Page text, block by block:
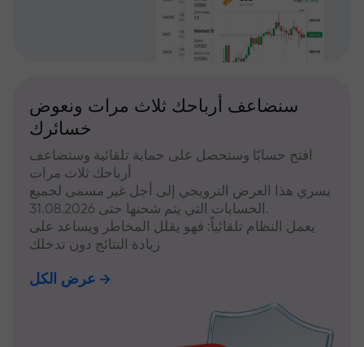
سنضاعف أرباحك ثلاث مرات ونعوض
خسائرك
افتح حسابًا وستحصل على حماية تلقائية وستضاعف
أرباحك ثلاث مرات
يسري هذا العرض الترويجي إلى أجل غير مسمى لجميع
الحسابات التي يتم شحنها حتى 31.08.2026.
يعمل النظام تلقائياً: فهو يقلل المخاطر ويساعد على
زيادة النتائج دون تدخلك
عرض الكل